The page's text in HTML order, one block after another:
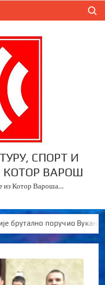
СПОРТ И
ВАРОШ
из Котор Вароша…
поручио